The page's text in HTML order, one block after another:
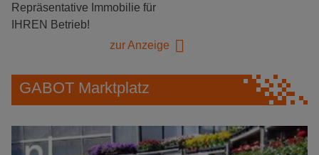
Repräsentative Immobilie für
IHREN Betrieb!
zur Anzeige
GABOT Marktplatz